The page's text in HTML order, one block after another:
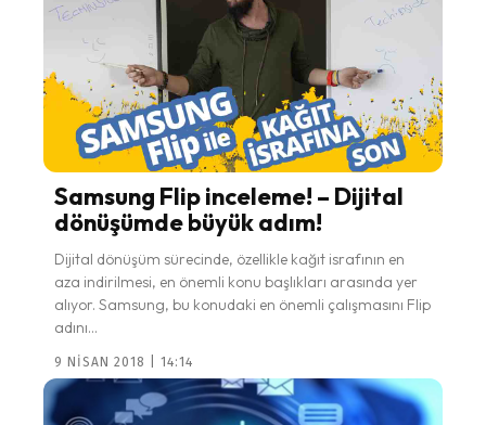
Samsung Flip inceleme! – Dijital
dönüşümde büyük adım!
Dijital dönüşüm sürecinde, özellikle kağıt israfının en
aza indirilmesi, en önemli konu başlıkları arasında yer
alıyor. Samsung, bu konudaki en önemli çalışmasını Flip
adını...
9 NISAN 2018 | 14:14